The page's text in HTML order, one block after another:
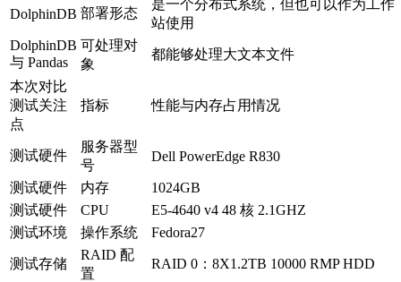
DolphinDB 部署形态
是一个分布式系统，但也可以作为工作
站使用
DolphinDB
与 Pandas
可处理对
象
都能够处理大文本文件
本次对比
测试关注
点
指标 性能与内存占用情况
测试硬件
服务器型
号
Dell PowerEdge R830
测试硬件 内存
1024GB
测试硬件
CPU
E5-4640 v4 48 核 2.1GHZ
测试环境
操作系统 Fedora27
测试存储
RAID 配
置
RAID 0：8X1.2TB 10000 RMP HDD